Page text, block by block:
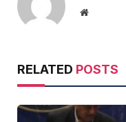
Website
RELATED POSTS